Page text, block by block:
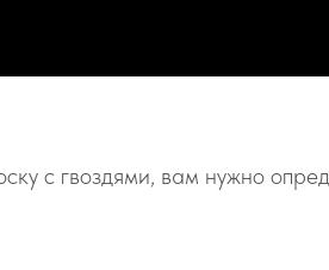
с гвоздями, вам нужно